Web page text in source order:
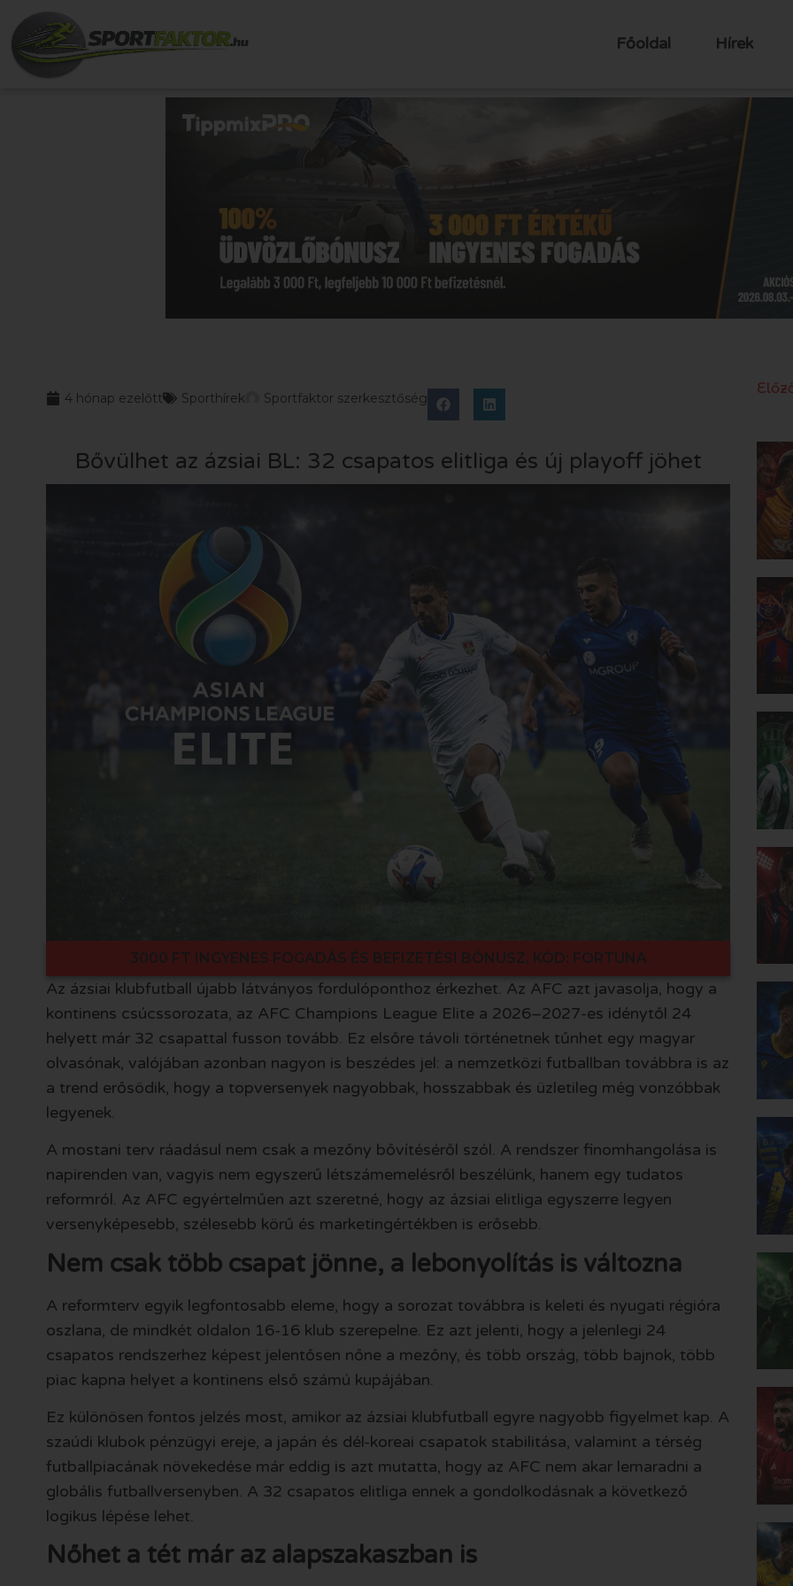
Főoldal Hírek
4 hónap ezelőtt Sporthírek Sportfaktor szerkesztőség
3000 FT INGYENES FOGADÁS ÉS BEFIZETÉSI BÓNUSZ, KÓD: FORTUNA
Bővülhet az ázsiai BL: 32 csapatos elitliga és új playoff jöhet
Az ázsiai klubfutball újabb látványos fordulóponthoz érkezhet. Az AFC azt javasolja, hogy a
kontinens csúcssorozata, az AFC Champions League Elite a 2026–2027-es idénytől 24
helyett már 32 csapattal fusson tovább. Ez elsőre távoli történetnek tűnhet egy magyar
olvasónak, valójában azonban nagyon is beszédes jel: a nemzetközi futballban továbbra is az
a trend erősödik, hogy a topversenyek nagyobbak, hosszabbak és üzletileg még vonzóbbak
legyenek.
A mostani terv ráadásul nem csak a mezőny bővítéséről szól. A rendszer finomhangolása is
napirenden van, vagyis nem egyszerű létszámemelésről beszélünk, hanem egy tudatos
reformról. Az AFC egyértelműen azt szeretné, hogy az ázsiai elitliga egyszerre legyen
versenyképesebb, szélesebb körű és marketingértékben is erősebb.
Nem csak több csapat jönne, a lebonyolítás is változna
A reformterv egyik legfontosabb eleme, hogy a sorozat továbbra is keleti és nyugati régióra
oszlana, de mindkét oldalon 16-16 klub szerepelne. Ez azt jelenti, hogy a jelenlegi 24
csapatos rendszerhez képest jelentősen nőne a mezőny, és több ország, több bajnok, több
piac kapna helyet a kontinens első számú kupájában.
Ez különösen fontos jelzés most, amikor az ázsiai klubfutball egyre nagyobb figyelmet kap. A
szaúdi klubok pénzügyi ereje, a japán és dél-koreai csapatok stabilitása, valamint a térség
futballpiacának növekedése már eddig is azt mutatta, hogy az AFC nem akar lemaradni a
globális futballversenyben. A 32 csapatos elitliga ennek a gondolkodásnak a következő
logikus lépése lehet.
Nőhet a tét már az alapszakaszban is